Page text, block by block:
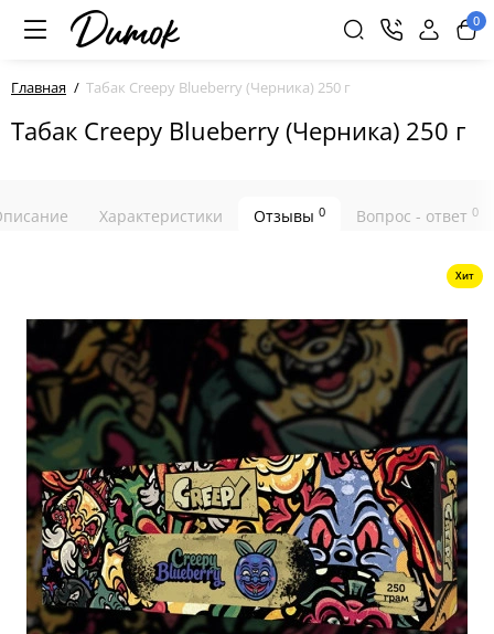
0
Главная Табак Creepy Blueberry (Черника) 250 г
Табак Creepy Blueberry (Черника) 250 г
Характеристики Отзывы 0 Вопрос - ответ 0
Хит